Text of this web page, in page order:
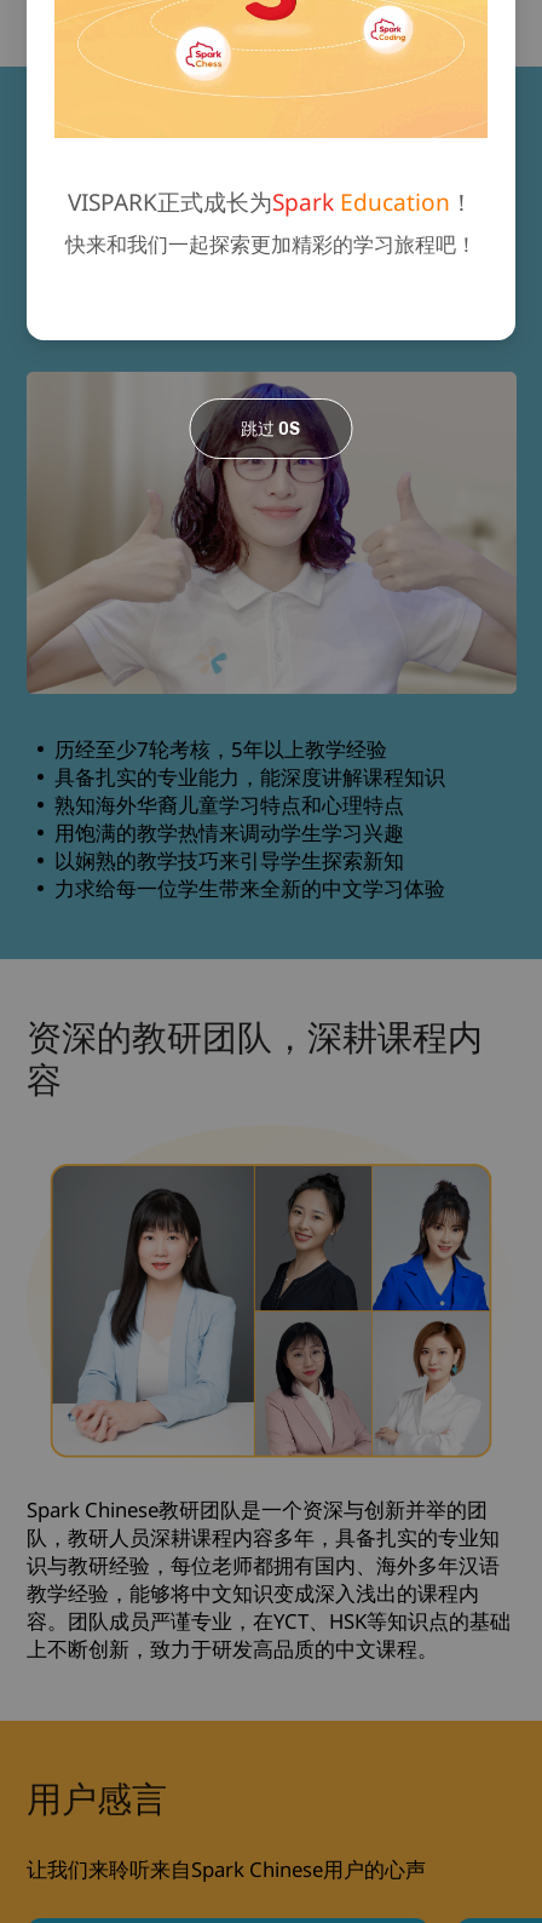
专业的中文老师，保障教学水
Spark Chinese教师团队秉持“以学生为中心”的教育理
历经至少7轮考核，5年以上教学经验
具备扎实的专业能力，能深度讲解课程知识
熟知海外华裔儿童学习特点和心理特点
用饱满的教学热情来调动学生学习兴趣
以娴熟的教学技巧来引导学生探索新知
力求给每一位学生带来全新的中文学习体验
资深的教研团队，深耕课程内
容
Spark Chinese教研团队是一个资深与创新并举的团
队，教研人员深耕课程内容多年，具备扎实的专业知
识与教研经验，每位老师都拥有国内、海外多年汉语
教学经验，能够将中文知识变成深入浅出的课程内
容。团队成员严谨专业，在YCT、HSK等知识点的基础
上不断创新，致力于研发高品质的中文课程。
用户感言
让我们来聆听来自Spark Chinese用户的心声
跳过0S
VISPARK正式成长为Spark Education ！
快来和我们一起探索更加精彩的学习旅程吧！